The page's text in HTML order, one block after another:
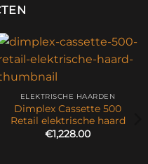
ELEKTRISCHE HAARDEN
Dimplex Cassette 500
Retail elektrische haard
€1,228.00